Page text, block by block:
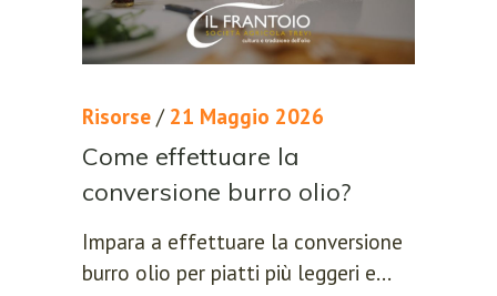
Risorse / 21 Maggio 2026
Come effettuare la
conversione burro olio?
Impara a effettuare la conversione
burro olio per piatti più leggeri e...